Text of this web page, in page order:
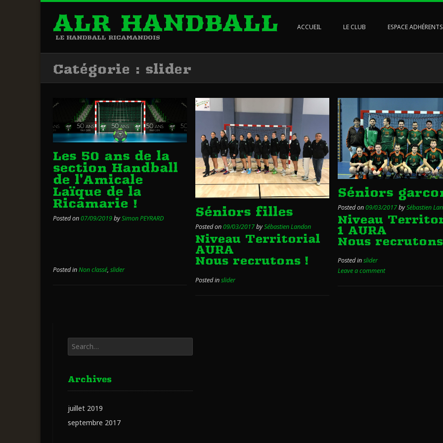
ALR HANDBALL
LE HANDBALL RICAMANDOIS
ACCUEIL LE CLUB ESPACE ADHÉRENTS
Catégorie : slider
Les 50 ans de la
section Handball
de l’Amicale
Laïque de la
Ricamarie !
Posted on07/09/2019bySimon PEYRARD
Posted inNon classé,slider
Séniors filles
Posted on09/03/2017bySébastien Landon
Niveau Territorial
AURA
Nous recrutons !
Posted inslider
Séniors
Posted on09/03/2017bySébastien
Niveau
1 AURA
Nous
Posted inslider
Leave a comment
Archives
juillet 2019
septembre 2017